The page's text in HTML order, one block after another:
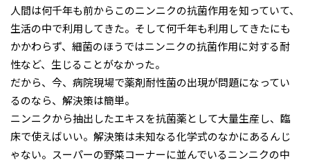
人間は何千年も前からこのニンニクの抗菌作用を知っていて、
生活の中で利用してきた。そして何千年も利用してきたにも
かかわらず、細菌のほうではニンニクの抗菌作用に対する耐
性など、生じることがなかった。
だから、今、病院現場で薬剤耐性菌の出現が問題になってい
るのなら、解決策は簡単。
ニンニクから抽出したエキスを抗菌薬として大量生産し、臨
床で使えばいい。解決策は未知なる化学式のなかにあるんじ
ゃない。スーパーの野菜コーナーに並んでいるニンニクの中